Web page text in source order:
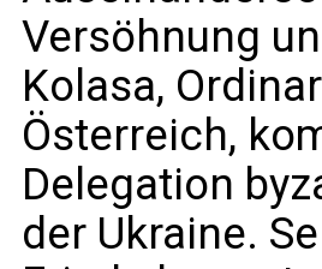
Versöhnung
Kolasa,
Österreich,
Delegation
der Ukraine.